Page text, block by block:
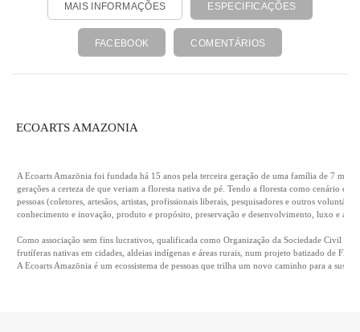
MAIS INFORMAÇÕES ESPECIFICAÇÕES
FACEBOOK COMENTÁRIOS
ECOARTS AMAZONIA
A Ecoarts Amazōnia foi fundada há 15 anos pela terceira geração de uma família de 7
gerações a certeza de que veriam a floresta nativa de pé. Tendo a floresta como cenário e
pessoas (coletores, artesãos, artistas, profissionais liberais, pesquisadores e outros
conhecimento e inovação, produto e propósito, preservação e desenvolvimento, luxo e
Como associação sem fins lucrativos, qualificada como Organização da Sociedade Civil
frutíferas nativas em cidades, aldeias indígenas e áreas rurais, num projeto batizado de
A Ecoarts Amazōnia é um ecossistema de pessoas que trilha um novo caminho para a